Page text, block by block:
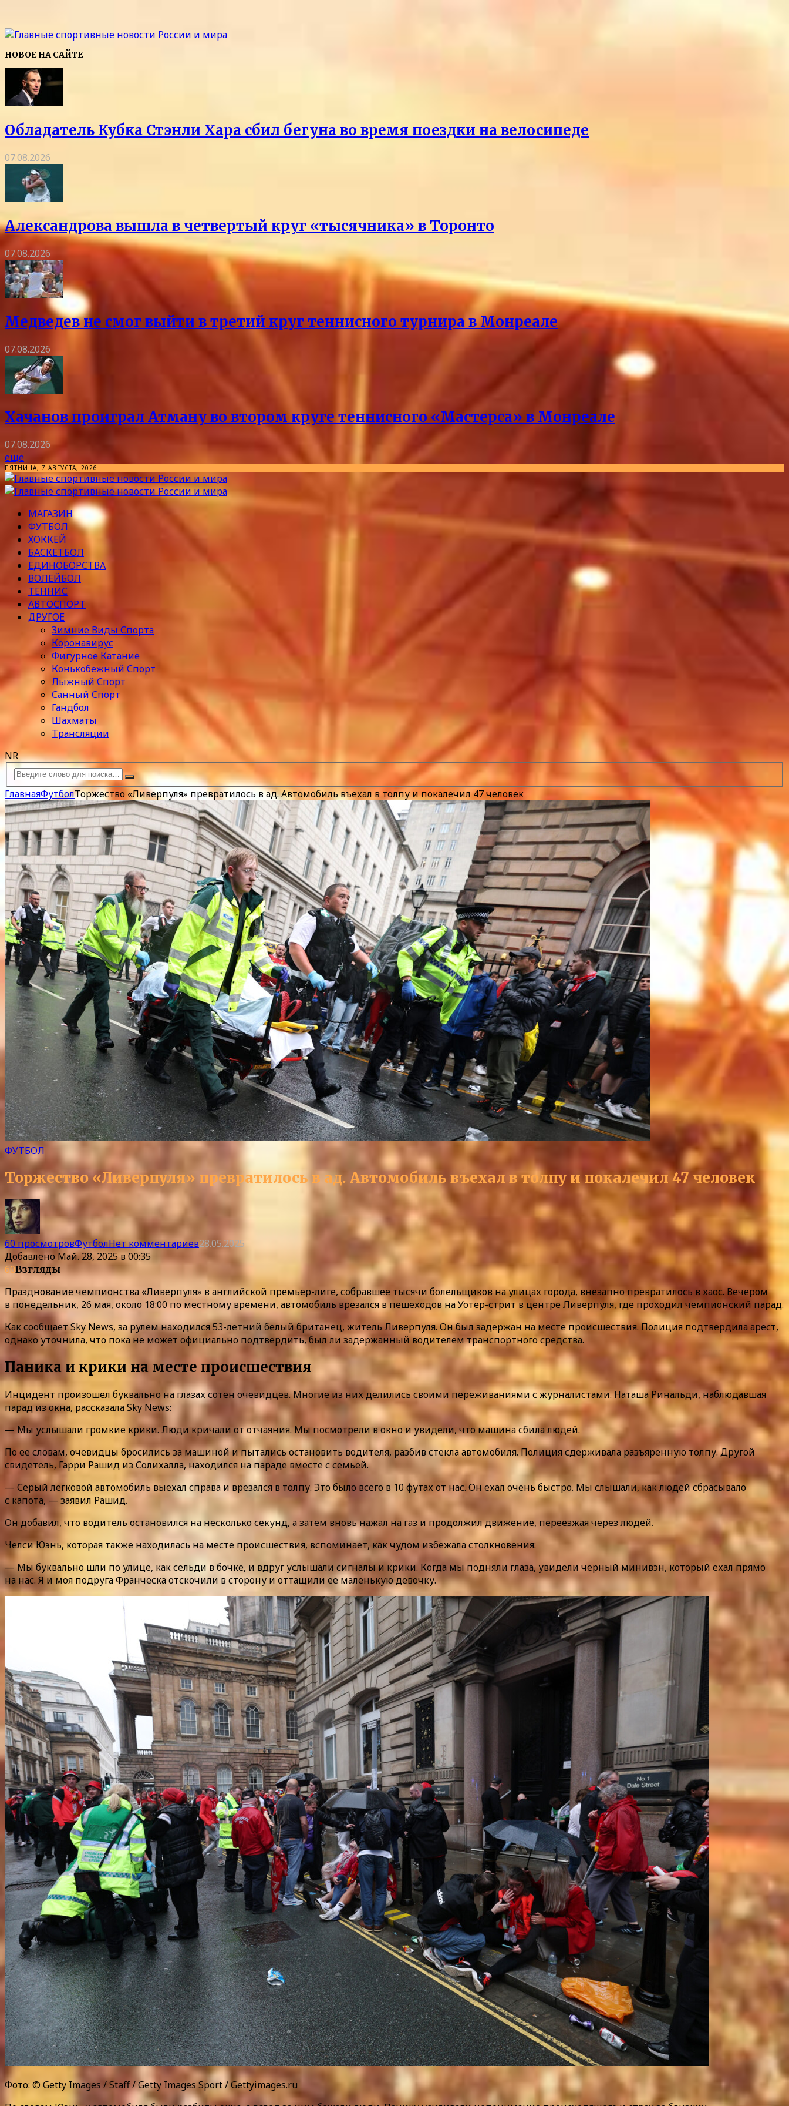
НОВОЕ НА САЙТЕ
Обладатель Кубка Стэнли Хара сбил бегуна во время поездки на велосипеде
07.08.2026
Александрова вышла в четвертый круг «тысячника» в Торонто
07.08.2026
Медведев не смог выйти в третий круг теннисного турнира в Монреале
07.08.2026
Хачанов проиграл Атману во втором круге теннисного «Мастерса» в Монреале
07.08.2026
еще
ПЯТНИЦА, 7 АВГУСТА, 2026
МАГАЗИН
ФУТБОЛ
ХОККЕЙ
БАСКЕТБОЛ
ЕДИНОБОРСТВА
ВОЛЕЙБОЛ
ТЕННИС
АВТОСПОРТ
ДРУГОЕ
Зимние Виды Спорта
Коронавирус
Фигурное Катание
Конькобежный Спорт
Лыжный Спорт
Санный Спорт
Гандбол
Шахматы
Трансляции
NR
ГлавнаяФутболТоржество «Ливерпуля» превратилось в ад. Автомобиль въехал в толпу и покалечил 47 человек
ФУТБОЛ
Торжество «Ливерпуля» превратилось в ад. Автомобиль въехал в толпу и покалечил 47 человек
60 просмотровФутболНет комментариев28.05.2025
Добавлено Май. 28, 2025 в 00:35
60Взгляды
Празднование чемпионства «Ливерпуля» в английской премьер-лиге, собравшее тысячи болельщиков на улицах города, внезапно превратилось в хаос. Вечером
в понедельник, 26 мая, около 18:00 по местному времени, автомобиль врезался в пешеходов на Уотер-стрит в центре Ливерпуля, где проходил чемпионский парад.
Как сообщает Sky News, за рулем находился 53-летний белый британец, житель Ливерпуля. Он был задержан на месте происшествия. Полиция подтвердила арест,
однако уточнила, что пока не может официально подтвердить, был ли задержанный водителем транспортного средства.
Паника и крики на месте происшествия
Инцидент произошел буквально на глазах сотен очевидцев. Многие из них делились своими переживаниями с журналистами. Наташа Ринальди, наблюдавшая
парад из окна, рассказала Sky News:
— Мы услышали громкие крики. Люди кричали от отчаяния. Мы посмотрели в окно и увидели, что машина сбила людей.
По ее словам, очевидцы бросились за машиной и пытались остановить водителя, разбив стекла автомобиля. Полиция сдерживала разъяренную толпу. Другой
свидетель, Гарри Рашид из Солихалла, находился на параде вместе с семьей.
— Серый легковой автомобиль выехал справа и врезался в толпу. Это было всего в 10 футах от нас. Он ехал очень быстро. Мы слышали, как людей сбрасывало
с капота, — заявил Рашид.
Он добавил, что водитель остановился на несколько секунд, а затем вновь нажал на газ и продолжил движение, переезжая через людей.
Челси Юэнь, которая также находилась на месте происшествия, вспоминает, как чудом избежала столкновения:
— Мы буквально шли по улице, как сельди в бочке, и вдруг услышали сигналы и крики. Когда мы подняли глаза, увидели черный минивэн, который ехал прямо
на нас. Я и моя подруга Франческа отскочили в сторону и оттащили ее маленькую девочку.
Фото: © Getty Images / Staff / Getty Images Sport / Gettyimages.ru